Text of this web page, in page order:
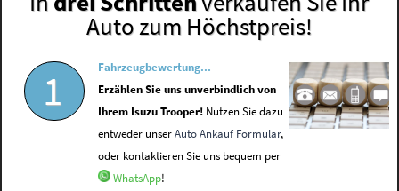
Auto zum Höchstpreis!
1
Fahrzeugbewertung...
Erzählen Sie uns unverbindlich von
Ihrem Isuzu Trooper! Nutzen Sie dazu
entweder unserAuto Ankauf Formular,
oder kontaktieren Sie uns bequem per
WhatsApp!